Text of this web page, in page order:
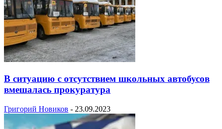
В ситуацию с отсутствием школьных автобусов
вмешалась прокуратура
Григорий Новиков - 23.09.2023